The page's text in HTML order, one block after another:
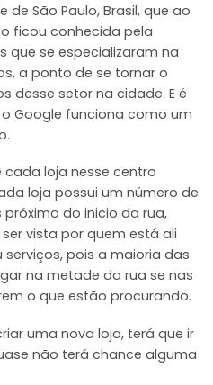
São Paulo, Brasil, que ao
ficou conhecida pela
que se especializaram na
a ponto de se tornar o
desse setor na cidade. E é
Google funciona como um
loja nesse centro
loja possui um número de
do inicio da rua,
vista por quem está ali
pois a maioria das
na metade da rua se nas
o que estão procurando.
uma nova loja, terá que ir
não terá chance alguma